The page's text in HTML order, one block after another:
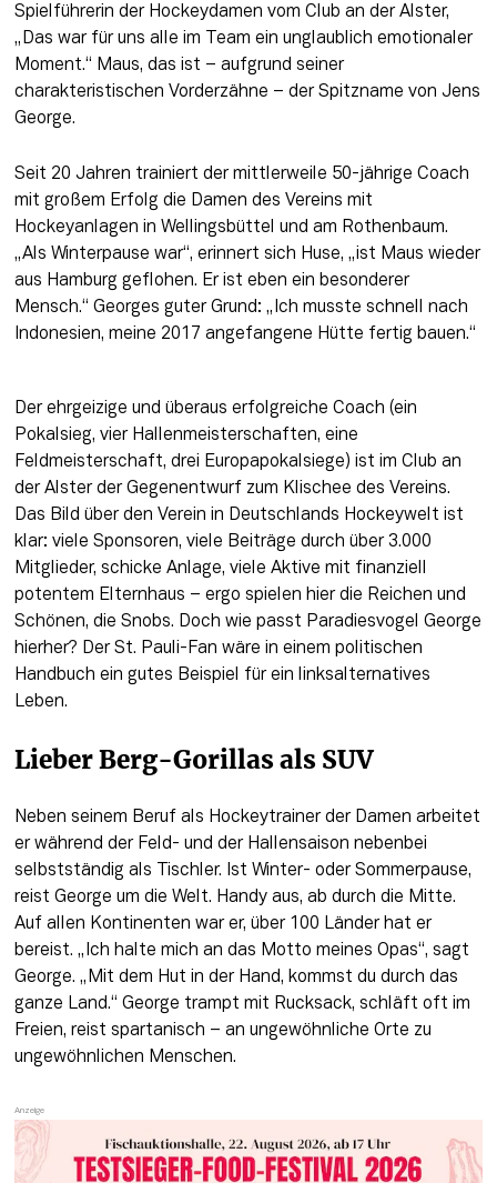
Spielführerin der Hockeydamen vom Club an der Alster,
„Das war für uns alle im Team ein unglaublich emotionaler
Moment.“ Maus, das ist – aufgrund seiner
charakteristischen Vorderzähne – der Spitzname von Jens
George.
Seit 20 Jahren trainiert der mittlerweile 50-jährige Coach
mit großem Erfolg die Damen des Vereins mit
Hockeyanlagen in Wellingsbüttel und am Rothenbaum.
„Als Winterpause war“, erinnert sich Huse, „ist Maus wieder
aus Hamburg geflohen. Er ist eben ein besonderer
Mensch.“ Georges guter Grund: „Ich musste schnell nach
Indonesien, meine 2017 angefangene Hütte fertig bauen.“
Der ehrgeizige und überaus erfolgreiche Coach (ein
Pokalsieg, vier Hallenmeisterschaften, eine
Feldmeisterschaft, drei Europapokalsiege) ist im Club an
der Alster der Gegenentwurf zum Klischee des Vereins.
Das Bild über den Verein in Deutschlands Hockeywelt ist
klar: viele Sponsoren, viele Beiträge durch über 3.000
Mitglieder, schicke Anlage, viele Aktive mit finanziell
potentem Elternhaus – ergo spielen hier die Reichen und
Schönen, die Snobs. Doch wie passt Paradiesvogel George
hierher? Der St. Pauli-Fan wäre in einem politischen
Handbuch ein gutes Beispiel für ein linksalternatives
Leben.
Lieber Berg-Gorillas als SUV
Neben seinem Beruf als Hockeytrainer der Damen arbeitet
er während der Feld- und der Hallensaison nebenbei
selbstständig als Tischler. Ist Winter- oder Sommerpause,
reist George um die Welt. Handy aus, ab durch die Mitte.
Auf allen Kontinenten war er, über 100 Länder hat er
bereist. „Ich halte mich an das Motto meines Opas“, sagt
George. „Mit dem Hut in der Hand, kommst du durch das
ganze Land.“ George trampt mit Rucksack, schläft oft im
Freien, reist spartanisch – an ungewöhnliche Orte zu
ungewöhnlichen Menschen.